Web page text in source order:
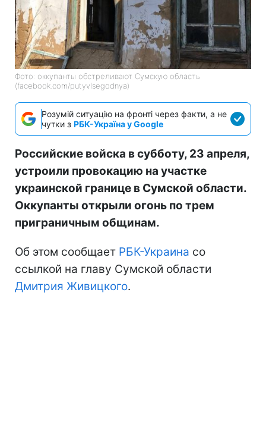
Фото: оккупанты обстреливают Сумскую область
(facebook.com/putyvlsegodnya)
Розумій ситуацію на фронті через факти, а не
чутки з РБК-Україна у Google
Российские войска в субботу, 23 апреля,
устроили провокацию на участке
украинской границе в Сумской области.
Оккупанты открыли огонь по трем
приграничным общинам.
Об этом сообщает РБК-Украина со
ссылкой на главу Сумской области
Дмитрия Живицкого.